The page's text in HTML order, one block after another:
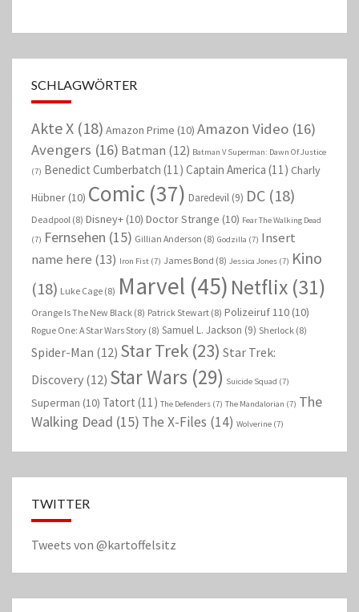
SCHLAGWÖRTER
Akte X (18) Amazon Prime (10) Amazon Video (16)
Avengers (16) Batman (12) Batman V Superman: Dawn Of Justice
(7) Benedict Cumberbatch (11) Captain America (11) Charly
Hübner (10) Comic (37) Daredevil (9) DC (18)
Deadpool (8) Disney+ (10) Doctor Strange (10) Fear The Walking Dead
(7) Fernsehen (15) Gillian Anderson (8) Godzilla (7) Insert
name here (13) Iron Fist (7) James Bond (8) Jessica Jones (7) Kino
(18) Luke Cage (8) Marvel (45) Netflix (31)
Orange Is The New Black (8) Patrick Stewart (8) Polizeiruf 110 (10)
Rogue One: A Star Wars Story (8) Samuel L. Jackson (9) Sherlock (8)
Spider-Man (12) Star Trek (23) Star Trek:
Discovery (12) Star Wars (29) Suicide Squad (7)
Superman (10) Tatort (11) The Defenders (7) The Mandalorian (7) The
Walking Dead (15) The X-Files (14) Wolverine (7)
TWITTER
Tweets von @kartoffelsitz